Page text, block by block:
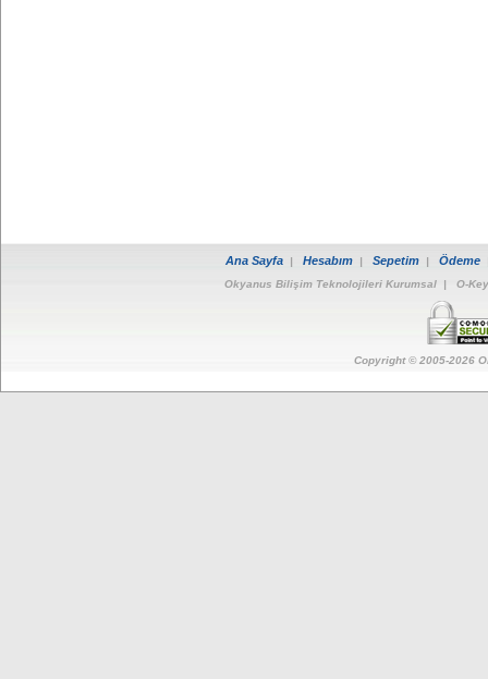
Ana Sayfa | Hesabım | Sepetim | Ödeme
Okyanus Bilişim Teknolojileri Kurumsal | O-
Copyright © 2005-2026